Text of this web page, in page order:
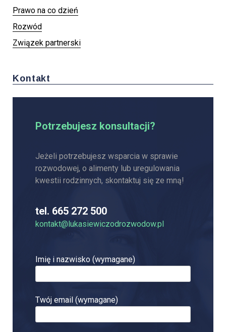
Prawo na co dzień
Rozwód
Związek partnerski
Kontakt
Potrzebujesz konsultacji?
Jeżeli potrzebujesz wsparcia w sprawie
rozwodowej, o alimenty lub uregulowania
kwestii rodzinnych, skontaktuj się ze mną!
tel. 665 272 500
kontakt@lukasiewiczodrozwodow.pl
Imię i nazwisko (wymagane)
Twój email (wymagane)